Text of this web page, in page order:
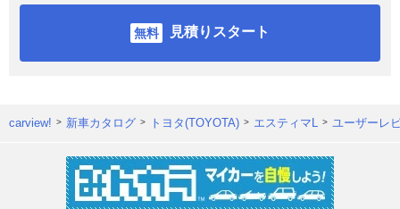
見積りスタート
carview! 新車カタログ トヨタ(TOYOTA) エスティマL ユーザーレ